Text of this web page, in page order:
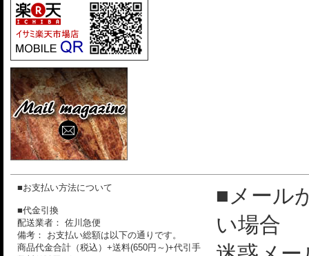
■お支払い方法について
■代金引換
配送業者： 佐川急便
備考： お支払い総額は以下の通りです。
商品代金合計（税込）+送料(650円～)+代引手
■メール
い場合